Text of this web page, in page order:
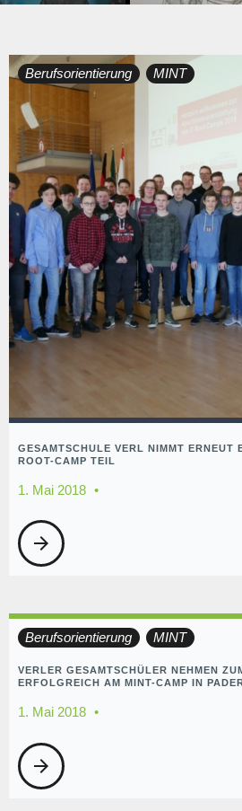
Tag:
1.
Mai
2018
Berufsorientierung MINT
GESAMTSCHULE VERL NIMMT ERNEUT
ROOT-CAMP TEIL
1. Mai 2018
arrow_forward
Berufsorientierung MINT
VERLER GESAMTSCHÜLER NEHMEN
ERFOLGREICH AM MINT-CAMP IN
1. Mai 2018
arrow_forward